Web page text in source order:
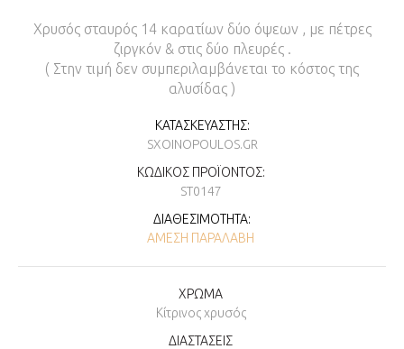
Χρυσός σταυρός 14 καρατίων δύο όψεων , με πέτρες
ζιργκόν & στις δύο πλευρές .
( Στην τιμή δεν συμπεριλαμβάνεται το κόστος της
αλυσίδας )
ΚΑΤΑΣΚΕΥΑΣΤΉΣ:
SXOINOPOULOS.GR
ΚΩΔΙΚΌΣ ΠΡΟΪΌΝΤΟΣ:
ST0147
ΔΙΑΘΕΣΙΜΌΤΗΤΑ:
ΆΜΕΣΗ ΠΑΡΑΛΑΒΉ
ΧΡΩΜΑ
Κίτρινος χρυσός
ΔΙΑΣΤΑΣΕΙΣ